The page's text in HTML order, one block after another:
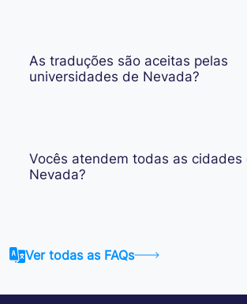
As traduções são aceitas pelas
universidades de Nevada?
Vocês atendem todas as cidades
Nevada?
Ver todas as FAQs